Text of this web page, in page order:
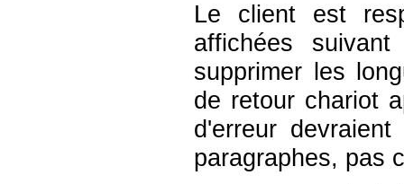
Le client est
affichées
supprimer les
de retour chariot
d'erreur
paragraphes, pas